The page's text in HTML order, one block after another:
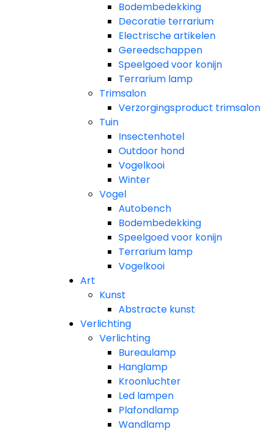
Bodembedekking
Decoratie terrarium
Electrische artikelen
Gereedschappen
Speelgoed voor konijn
Terrarium lamp
Trimsalon
Verzorgingsproduct trimsalon
Tuin
Insectenhotel
Outdoor hond
Vogelkooi
Winter
Vogel
Autobench
Bodembedekking
Speelgoed voor konijn
Terrarium lamp
Vogelkooi
Art
Kunst
Abstracte kunst
Verlichting
Verlichting
Bureaulamp
Hanglamp
Kroonluchter
Led lampen
Plafondlamp
Wandlamp